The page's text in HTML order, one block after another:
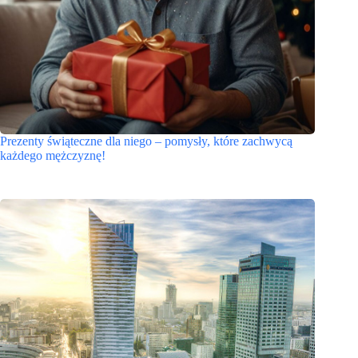
Prezenty świąteczne dla niego – pomysły, które zachwycą
każdego mężczyznę!